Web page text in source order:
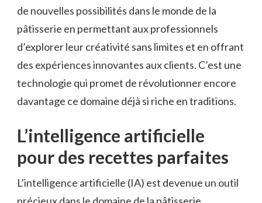
de nouvelles possibilités dans le monde de la
pâtisserie en permettant aux professionnels
d’explorer leur créativité sans limites et en offrant
des expériences innovantes aux clients. C’est une
technologie qui promet de révolutionner encore
davantage ce domaine déjà si riche en traditions.
L’intelligence artificielle
pour des recettes parfaites
L’intelligence artificielle (IA) est devenue un outil